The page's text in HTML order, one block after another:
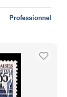
Professionnel